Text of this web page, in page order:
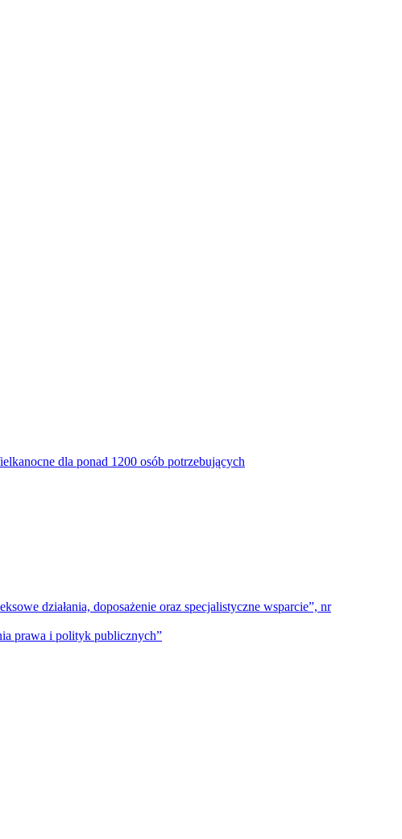
dla ponad 1200 osób potrzebujących
działania, doposażenie oraz specjalistyczne wsparcie”, nr
prawa i polityk publicznych”